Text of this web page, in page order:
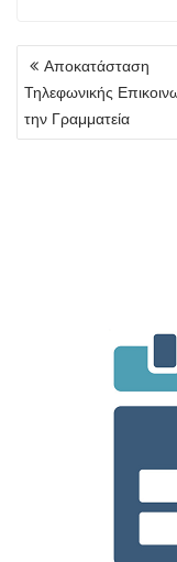
Πλοήγηση
Αποκατάσταση
Τηλεφωνικής
την Γραμματεία